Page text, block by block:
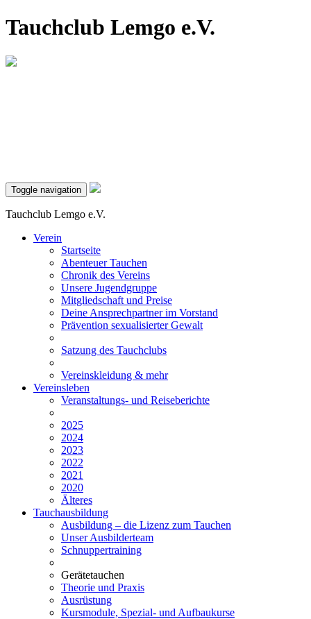
Tauchclub Lemgo e.V.
Toggle navigation
Tauchclub Lemgo e.V.
Verein
Startseite
Abenteuer Tauchen
Chronik des Vereins
Unsere Jugendgruppe
Mitgliedschaft und Preise
Deine Ansprechpartner im Vorstand
Prävention sexualisierter Gewalt
Satzung des Tauchclubs
Vereinskleidung & mehr
Vereinsleben
Veranstaltungs- und Reiseberichte
2025
2024
2023
2022
2021
2020
Älteres
Tauchausbildung
Ausbildung – die Lizenz zum Tauchen
Unser Ausbilderteam
Schnuppertraining
Gerätetauchen
Theorie und Praxis
Ausrüstung
Kursmodule, Spezial- und Aufbaukurse